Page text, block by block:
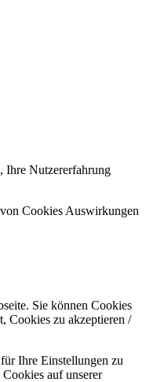
Ihre Nutzererfahrung
Cookies Auswirkungen
Sie können Cookies
Cookies zu akzeptieren /
Ihre Einstellungen zu
auf unserer